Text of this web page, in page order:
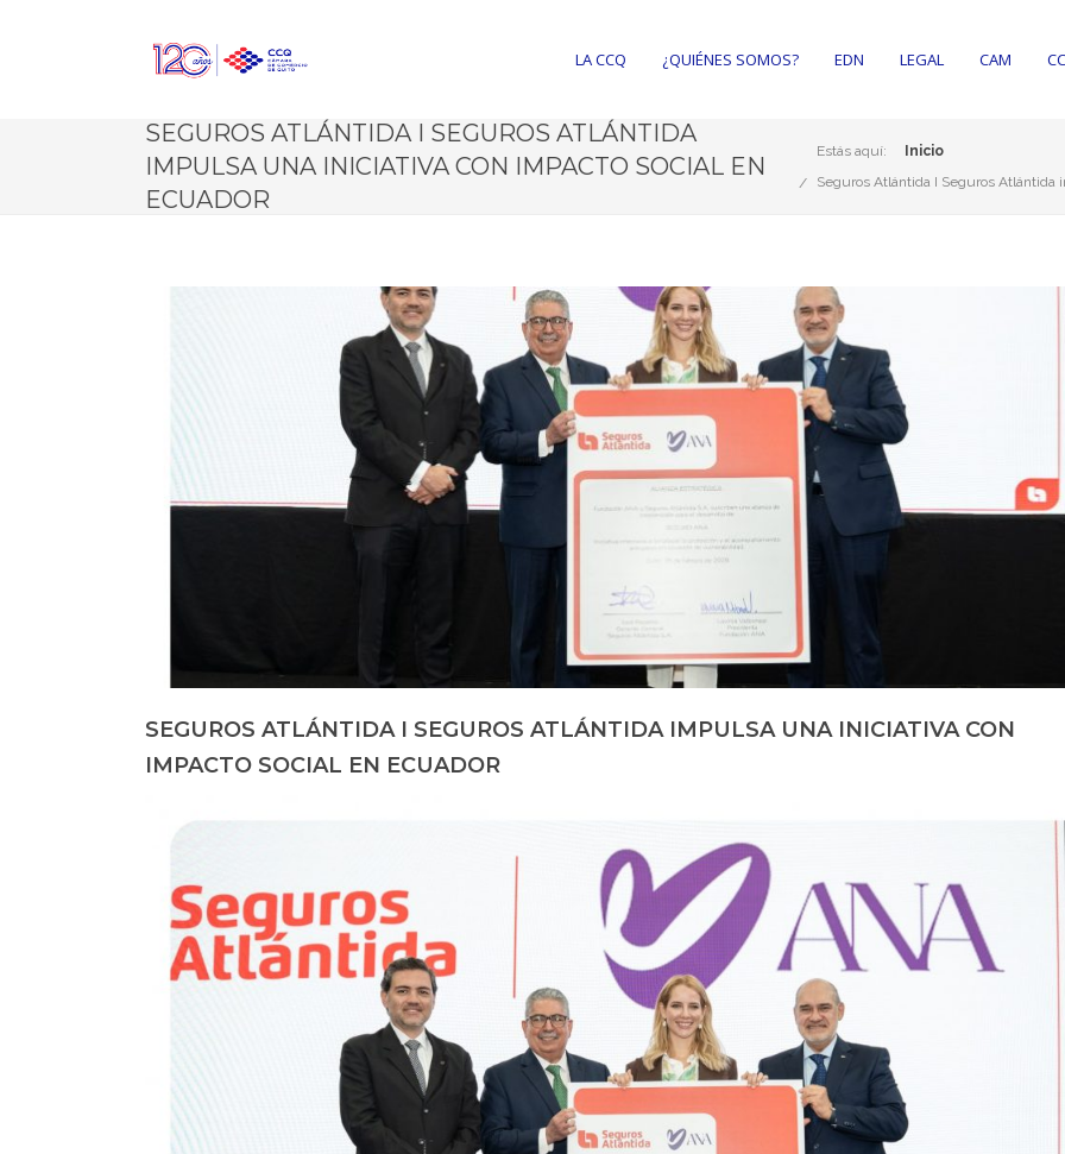
LA CCQ ¿QUIÉNES SOMOS? EDN LEGAL CAM
SEGUROS ATLÁNTIDA I SEGUROS ATLÁNTIDA
IMPULSA UNA INICIATIVA CON IMPACTO SOCIAL EN
ECUADOR
Estás aquí:
Inicio
Seguros Atlántida I Seguros Atlántida
SEGUROS ATLÁNTIDA I SEGUROS ATLÁNTIDA IMPULSA UNA INICIATIVA CON
IMPACTO SOCIAL EN ECUADOR